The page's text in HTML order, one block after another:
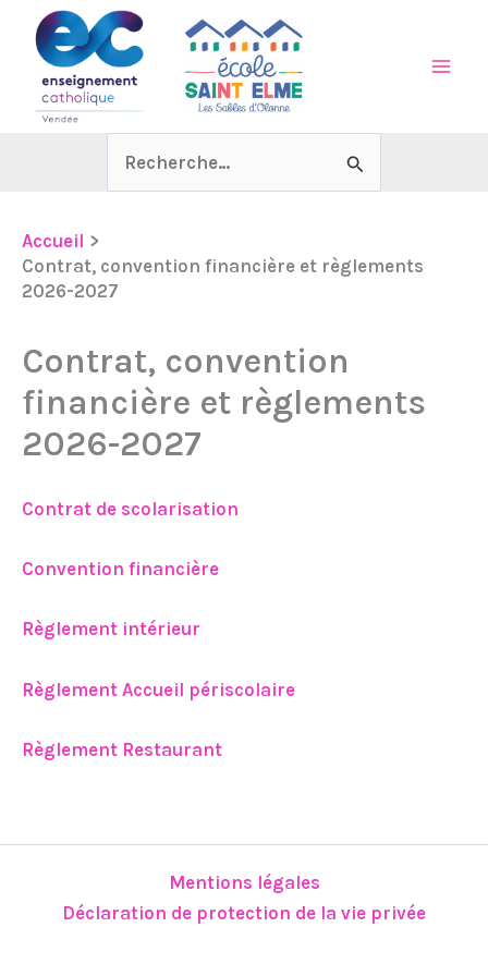
contenu
Rechercher :
Accueil
Contrat, convention financière et règlements
2026-2027
Contrat, convention
financière et règlements
2026-2027
Contrat de scolarisation
Convention financière
Règlement intérieur
Règlement Accueil périscolaire
Règlement Restaurant
Mentions légales
Déclaration de protection de la vie privée